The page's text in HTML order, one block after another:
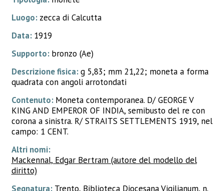
Luogo: zecca di Calcutta
Data: 1919
Supporto: bronzo (Ae)
Descrizione fisica:g 5,83; mm 21,22; moneta a forma
quadrata con angoli arrotondati
Contenuto: Moneta contemporanea. D/ GEORGE V
KING AND EMPEROR OF INDIA, semibusto del re con
corona a sinistra. R/ STRAITS SETTLEMENTS 1919, nel
campo: 1 CENT.
Altri nomi:
Mackennal, Edgar Bertram (autore del modello del
diritto)
Segnatura: Trento, Biblioteca Diocesana Vigilianum, n.